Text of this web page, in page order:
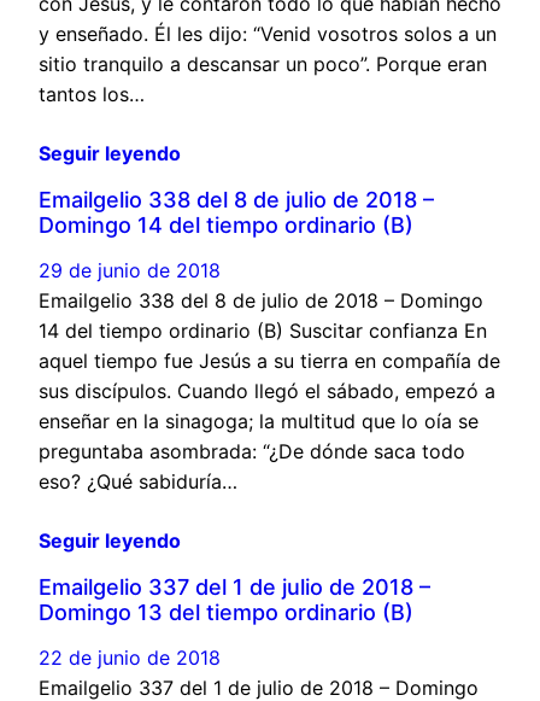
y enseñado. Él les dijo: “Venid vosotros solos a un
sitio tranquilo a descansar un poco”. Porque eran
tantos los…
Seguir leyendo
Emailgelio 338 del 8 de julio de 2018 –
Domingo 14 del tiempo ordinario (B)
29 de junio de 2018
Emailgelio 338 del 8 de julio de 2018 – Domingo
14 del tiempo ordinario (B) Suscitar confianza En
aquel tiempo fue Jesús a su tierra en compañía de
sus discípulos. Cuando llegó el sábado, empezó a
enseñar en la sinagoga; la multitud que lo oía se
preguntaba asombrada: “¿De dónde saca todo
eso? ¿Qué sabiduría…
Seguir leyendo
Emailgelio 337 del 1 de julio de 2018 –
Domingo 13 del tiempo ordinario (B)
22 de junio de 2018
Emailgelio 337 del 1 de julio de 2018 – Domingo